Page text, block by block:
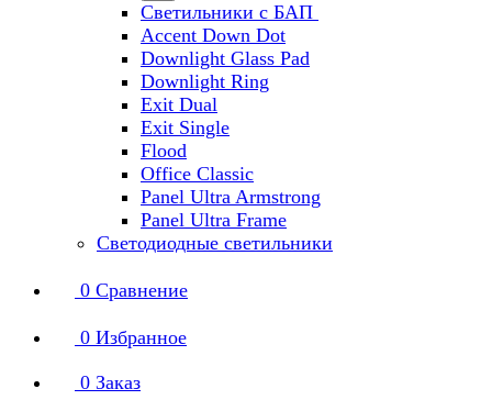
Светильники с БАП
Accent Down Dot
Downlight Glass Pad
Downlight Ring
Exit Dual
Exit Single
Flood
Office Classic
Panel Ultra Armstrong
Panel Ultra Frame
Светодиодные светильники
0 Сравнение
0 Избранное
0 Заказ